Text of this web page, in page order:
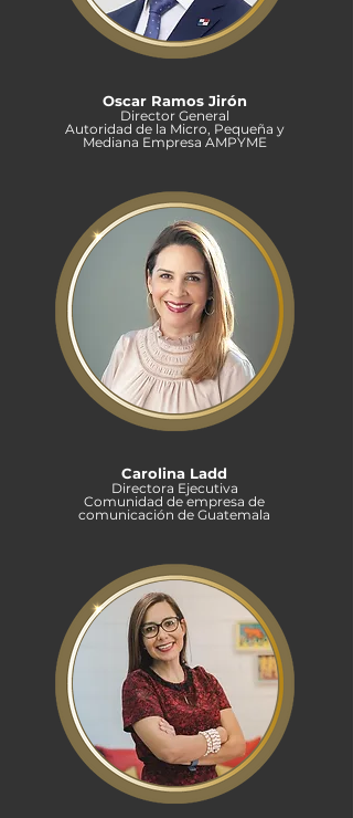
Oscar Ramos Jirón
Director General
Autoridad de la Micro, Pequeña y
Mediana Empresa AMPYME
Carolina Ladd
Directora Ejecutiva
Comunidad de empresa de
comunicación de Guatemala